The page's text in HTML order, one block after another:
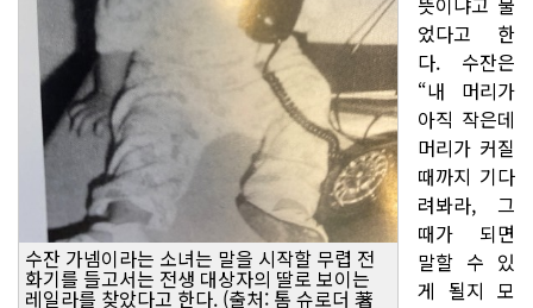
수잔 가넴이라는 소녀는 말을 시작할 무렵 전
화기를 들고서는 전생 대상자의 딸로 보이는
레일라를 찾았다고 한다. (출처: 톰 슈로더 著
었다고 한
다. 수잔은
“내 머리가
아직 작은데
머리가 커질
때까지 기다
려봐라, 그
때가 되면
말할 수 있
게 될지 모